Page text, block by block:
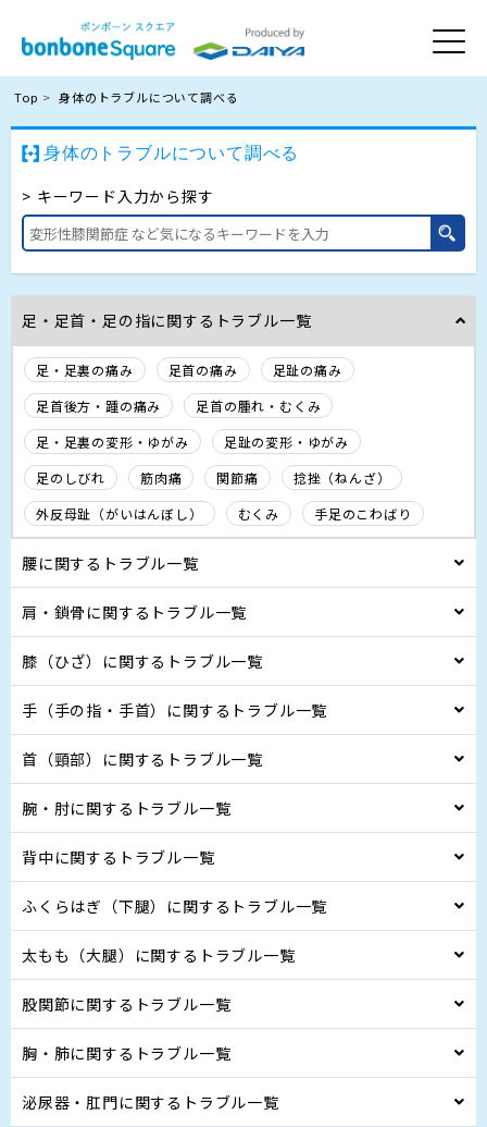
Top 身体のトラブルについて調べる
身体のトラブルについて調べる
キーワード入力から探す
足・足首・足の指に関するトラブル一覧
足・足裏の痛み 足首の痛み
足趾の痛み
足首後方・踵の痛み
足首の腫れ・むくみ
足・足裏の変形・ゆがみ
足趾の変形・ゆがみ
足のしびれ
筋肉痛 関節痛
捻挫（ねんざ）
外反母趾（がいはんぼし）
むくみ 手足のこわばり
腰に関するトラブル一覧
肩・鎖骨に関するトラブル一覧
膝（ひざ）に関するトラブル一覧
手（手の指・手首）に関するトラブル一覧
首（頸部）に関するトラブル一覧
腕・肘に関するトラブル一覧
背中に関するトラブル一覧
ふくらはぎ（下腿）に関するトラブル一覧
太もも（大腿）に関するトラブル一覧
股関節に関するトラブル一覧
胸・肺に関するトラブル一覧
泌尿器・肛門に関するトラブル一覧